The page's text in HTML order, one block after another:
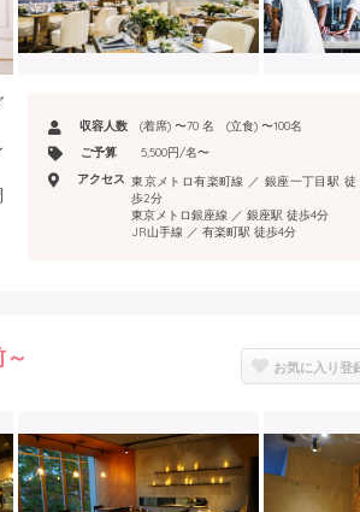
収容人数
(着席) 〜70 名 (立食) 〜100名
ご予算
5,500円/名〜
アクセス 東京メトロ有楽町線 ／ 銀座一丁目駅 徒
歩2分
東京メトロ銀座線 ／ 銀座駅 徒歩4分
JR山手線 ／ 有楽町駅 徒歩4分
お気に入り登